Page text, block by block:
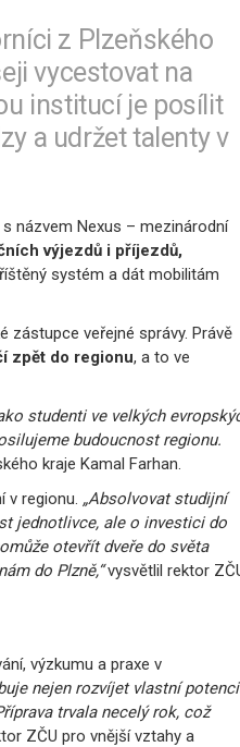
z Plzeňského
vycestovat na
institucí je posílit
a udržet talenty v
názvem Nexus – mezinárodní
výjezdů i příjezdů,
systém a dát mobilitám
zástupce veřejné správy. Právě
zpět do regionu, a to ve
studenti ve velkých
budoucnost regionu.
kraje Kamal Farhan.
v regionu. „Absolvovat studijní
jednotlivce, ale o investici do
otevřít dveře do světa
do Plzně,“vysvětlil rektor
výzkumu a praxe v
nejen rozvíjet vlastní
trvala necelý rok, což
ZČU pro vnější vztahy a